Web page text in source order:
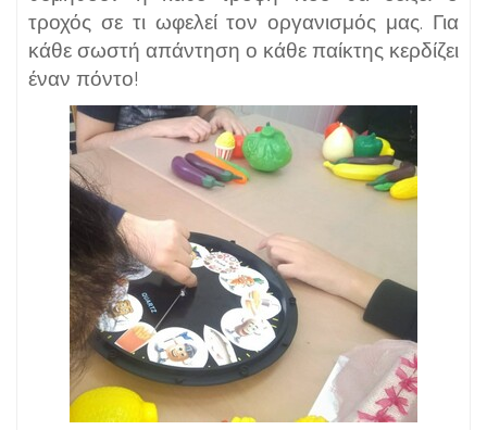
τροχός σε τι ωφελεί τον οργανισμός μας. Για
κάθε σωστή απάντηση ο κάθε παίκτης κερδίζει
έναν πόντο!